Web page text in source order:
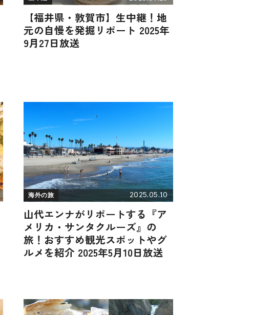
【福井県・敦賀市】生中継！地
元の自慢を発掘リポート 2025年
9月27日放送
海外の旅 2025.05.10
山代エンナがリポートする『ア
メリカ・サンタクルーズ』の
旅！おすすめ観光スポットやグ
ルメを紹介 2025年5月10日放送